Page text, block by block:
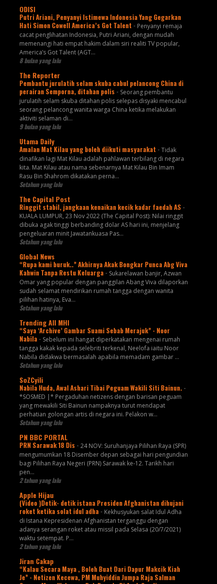
ODISI
Putri Ariani, Penyanyi Istimewa Indonesia Yang Gegarkan
Hati Simon Cowell America’s Got Talent - Penyanyi remaja
cacat penglihatan Indonesia, Putri Ariani, dengan mudah
memenangi hati empat hakim dalam siri realiti TV popular,
America’s Got Talent (AGT...
8 bulan yang lalu
The Reporter
Pembantu jurulatih selam skuba cabul pelancong China di
perairan Semporna, ditahan polis - Seorang pembantu
jurulatih selam skuba ditahan polis selepas disyaki mencabul
seorang pelancong wanita warga China ketika melakukan
aktiviti selaman di...
9 bulan yang lalu
Utama Daily
Amalan Mat Kilau yang boleh diikuti masyarakat - Tidak
dinafikan lagi Mat Kilau adalah pahlawan terbilang di negara
kita. Mat Kilau atau nama sebenarnya Mat Kilau Bin Imam
Rasu Bin Shahrom dikatakan perna...
Setahun yang lalu
The Capital Post
Ringgit stabil, jangkaan kenaikan kecik kadar faedah AS -
KUALA LUMPUR, 23 Nov 2022 (The Capital Post): Nilai ringgit
dibuka agak tinggi berbanding dolar AS hari ini, menjelang
pengeluaran minit Jawatankuasa Pas...
Setahun yang lalu
Global News
“Rupa kami buruk..” Akhirnya Akak Bongkar Punca Abg Viva
Kahwin Tanpa Restu Keluarga - Sukarelawan banjir, Azwan
Omar yang popular dengan panggilan Abang Viva dilaporkan
sudah selamat mendirikan rumah tangga dengan wanita
pilihan hatinya, Eva...
Setahun yang lalu
Trending All MHI
“Saya ‘Archive’ Gambar Suami Sebab Merajuk” - Noor
Nabila - Sebelum ini hangat diperkatakan mengenai rumah
tangga kakak kepada selebriti terkenal, Neelofa iaitu Noor
Nabila didakwa bermasalah apabila memadam gambar ...
Setahun yang lalu
SoZCyili
Nabila Huda, Awal Ashari Tibai Peguam Wakili Siti Bainun. -
*SOSMED |* Pergaduhan netizens dengan barisan peguam
yang mewakili Siti Bainun nampaknya turut mendapat
perhatian golongan artis di negara ini. Pelakon w...
Setahun yang lalu
PN BBC PORTAL
PRN Sarawak 18 Dis - 24 NOV: Suruhanjaya Pilihan Raya (SPR)
mengumumkan 18 Disember depan sebagai hari pengundian
bagi Pilihan Raya Negeri (PRN) Sarawak ke-12. Tarikh hari
pen...
2 tahun yang lalu
Apple Hijau
(Video )Detik- detik istana Presiden Afghanistan dihujani
roket ketika solat idul adha - Kekhusyukan salat Idul Adha
di Istana Kepresidenan Afghanistan terganggu dengan
adanya serangan roket atau missil pada Selasa (20/7/2021)
waktu setempat. P...
2 tahun yang lalu
Jiran Cakap
“Kalau Secara Maya , Boleh Buat Dari Dapur Makcik Kiah
Je” - Netizen Kecewa, PM Muhyiddin Jumpa Raja Salman